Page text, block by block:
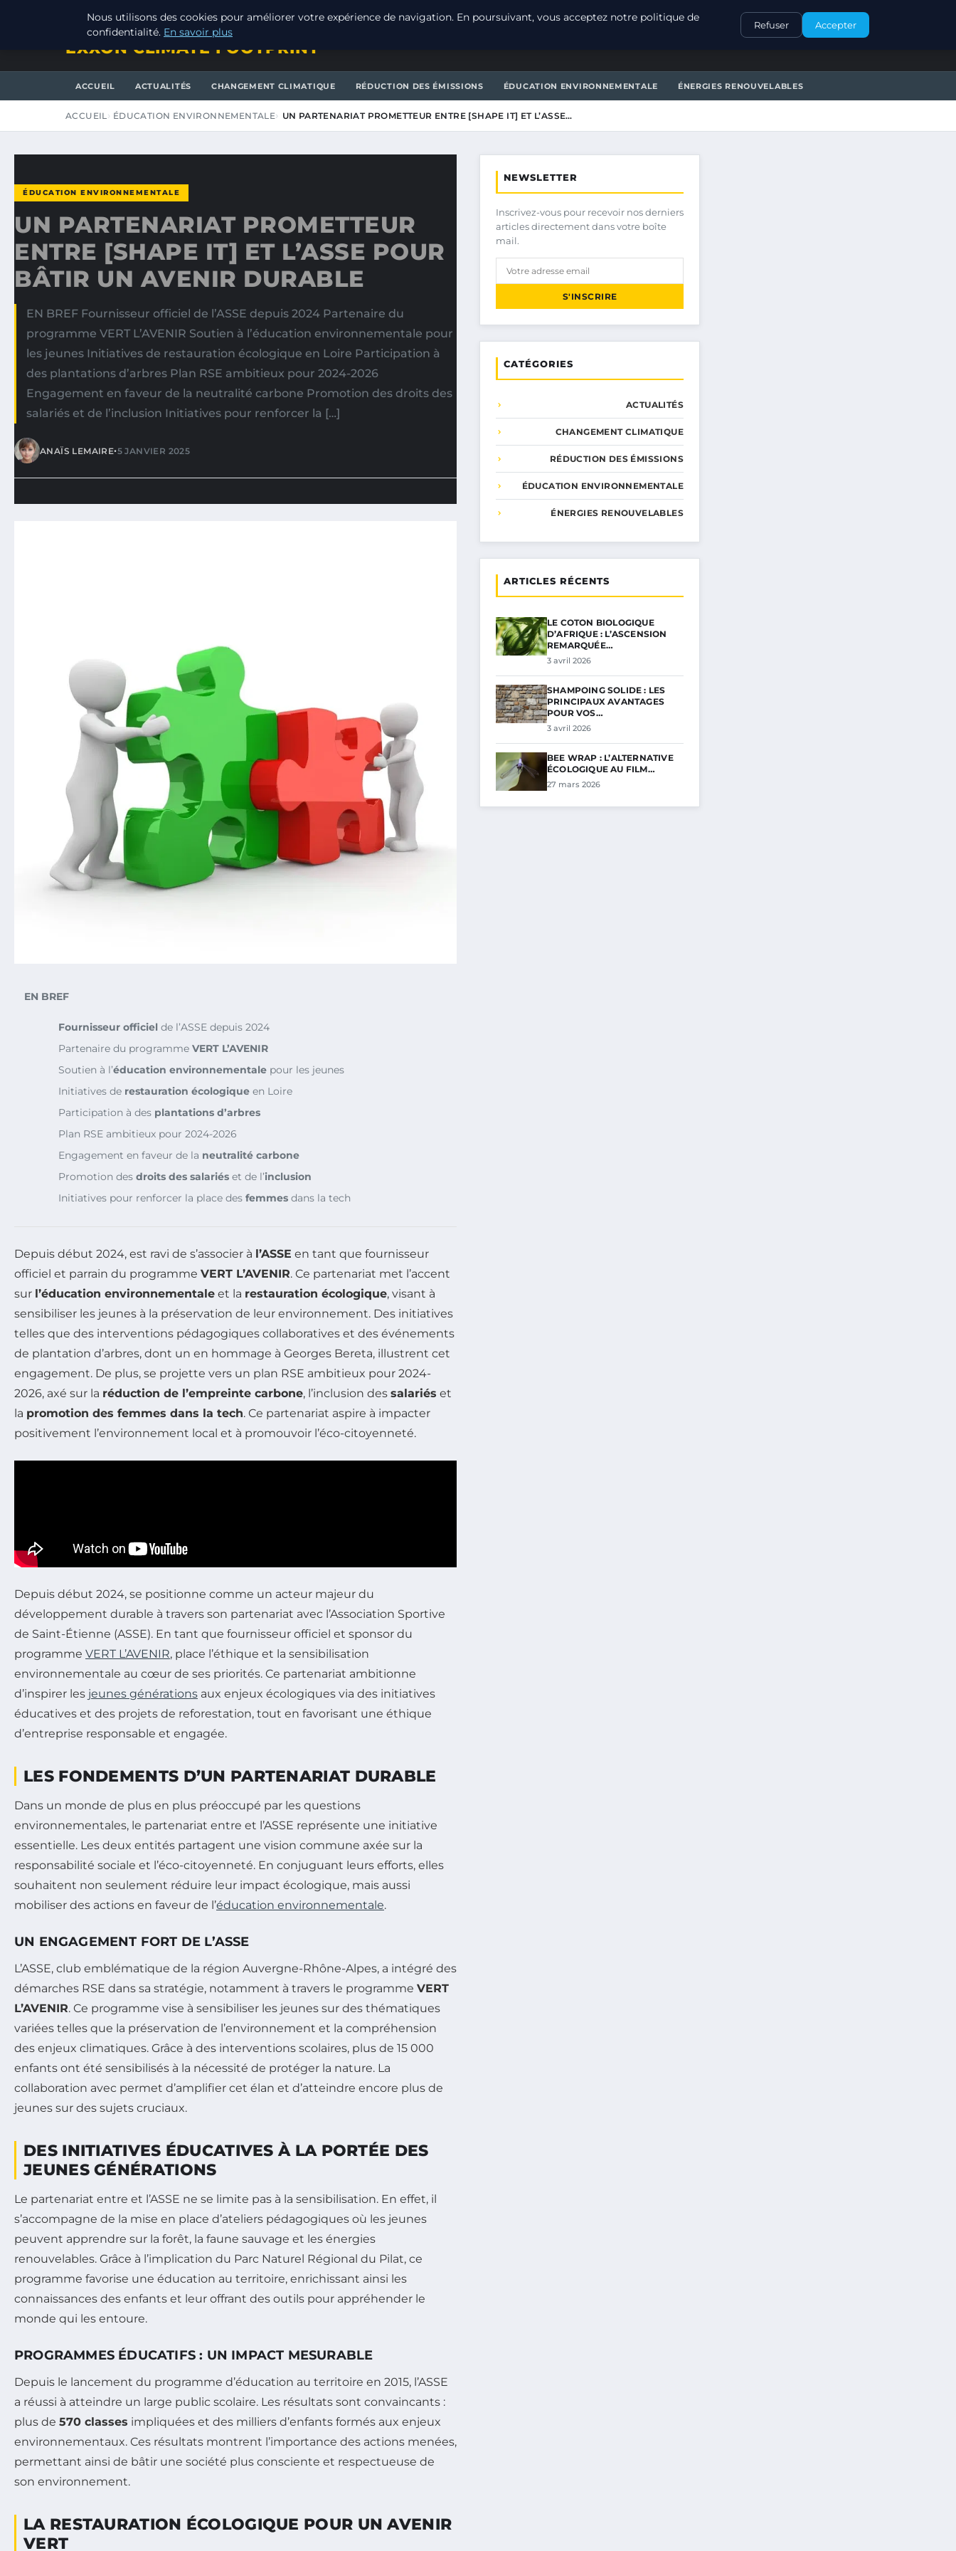
DIMANCHE 9 AOÛT 2026 CONTACT
EXXON CLIMATE FOOTPRINT
ACCUEIL ACTUALITÉS CHANGEMENT CLIMATIQUE RÉDUCTION DES ÉMISSIONS ÉDUCATION ENVIRONNEMENTALE ÉNERGIES RENOUVELABLES
ACCUEIL ÉDUCATION ENVIRONNEMENTALE UN PARTENARIAT PROMETTEUR ENTRE [SHAPE IT] ET L’ASSE…
ÉDUCATION ENVIRONNEMENTALE
UN PARTENARIAT PROMETTEUR
ENTRE [SHAPE IT] ET L’ASSE POUR
BÂTIR UN AVENIR DURABLE
EN BREF Fournisseur officiel de l’ASSE depuis 2024 Partenaire du
programme VERT L’AVENIR Soutien à l’éducation environnementale pour
les jeunes Initiatives de restauration écologique en Loire Participation à
des plantations d’arbres Plan RSE ambitieux pour 2024-2026
Engagement en faveur de la neutralité carbone Promotion des droits des
salariés et de l’inclusion Initiatives pour renforcer la […]
ANAÏS LEMAIRE•5 JANVIER 2025
EN BREF
Fournisseur officiel de l’ASSE depuis 2024
Partenaire du programme VERT L’AVENIR
Soutien à l’éducation environnementale pour les jeunes
Initiatives de restauration écologique en Loire
Participation à des plantations d’arbres
Plan RSE ambitieux pour 2024-2026
Engagement en faveur de la neutralité carbone
Promotion des droits des salariés et de l’inclusion
Initiatives pour renforcer la place des femmes dans la tech
Depuis début 2024, est ravi de s’associer à l’ASSE en tant que fournisseur
officiel et parrain du programme VERT L’AVENIR. Ce partenariat met l’accent
sur l’éducation environnementale et la restauration écologique, visant à
sensibiliser les jeunes à la préservation de leur environnement. Des initiatives
telles que des interventions pédagogiques collaboratives et des événements
de plantation d’arbres, dont un en hommage à Georges Bereta, illustrent cet
engagement. De plus, se projette vers un plan RSE ambitieux pour 2024-
2026, axé sur la réduction de l’empreinte carbone, l’inclusion des salariés et
la promotion des femmes dans la tech. Ce partenariat aspire à impacter
positivement l’environnement local et à promouvoir l’éco-citoyenneté.
Depuis début 2024, se positionne comme un acteur majeur du
développement durable à travers son partenariat avec l’Association Sportive
de Saint-Étienne (ASSE). En tant que fournisseur officiel et sponsor du
programme VERT L’AVENIR, place l’éthique et la sensibilisation
environnementale au cœur de ses priorités. Ce partenariat ambitionne
d’inspirer les jeunes générations aux enjeux écologiques via des initiatives
éducatives et des projets de reforestation, tout en favorisant une éthique
d’entreprise responsable et engagée.
LES FONDEMENTS D’UN PARTENARIAT DURABLE
Dans un monde de plus en plus préoccupé par les questions
environnementales, le partenariat entre et l’ASSE représente une initiative
essentielle. Les deux entités partagent une vision commune axée sur la
responsabilité sociale et l’éco-citoyenneté. En conjuguant leurs efforts, elles
souhaitent non seulement réduire leur impact écologique, mais aussi
mobiliser des actions en faveur de l’éducation environnementale.
UN ENGAGEMENT FORT DE L’ASSE
L’ASSE, club emblématique de la région Auvergne-Rhône-Alpes, a intégré des
démarches RSE dans sa stratégie, notamment à travers le programme VERT
L’AVENIR. Ce programme vise à sensibiliser les jeunes sur des thématiques
variées telles que la préservation de l’environnement et la compréhension
des enjeux climatiques. Grâce à des interventions scolaires, plus de 15 000
enfants ont été sensibilisés à la nécessité de protéger la nature. La
collaboration avec permet d’amplifier cet élan et d’atteindre encore plus de
jeunes sur des sujets cruciaux.
DES INITIATIVES ÉDUCATIVES À LA PORTÉE DES
JEUNES GÉNÉRATIONS
Le partenariat entre et l’ASSE ne se limite pas à la sensibilisation. En effet, il
s’accompagne de la mise en place d’ateliers pédagogiques où les jeunes
peuvent apprendre sur la forêt, la faune sauvage et les énergies
renouvelables. Grâce à l’implication du Parc Naturel Régional du Pilat, ce
programme favorise une éducation au territoire, enrichissant ainsi les
connaissances des enfants et leur offrant des outils pour appréhender le
monde qui les entoure.
PROGRAMMES ÉDUCATIFS : UN IMPACT MESURABLE
Depuis le lancement du programme d’éducation au territoire en 2015, l’ASSE
a réussi à atteindre un large public scolaire. Les résultats sont convaincants :
plus de 570 classes impliquées et des milliers d’enfants formés aux enjeux
environnementaux. Ces résultats montrent l’importance des actions menées,
permettant ainsi de bâtir une société plus consciente et respectueuse de
son environnement.
LA RESTAURATION ÉCOLOGIQUE POUR UN AVENIR
VERT
NEWSLETTER
Inscrivez-vous pour recevoir nos derniers
articles directement dans votre boîte
mail.
S'INSCRIRE
CATÉGORIES
ACTUALITÉS
CHANGEMENT CLIMATIQUE
RÉDUCTION DES ÉMISSIONS
ÉDUCATION ENVIRONNEMENTALE
ÉNERGIES RENOUVELABLES
ARTICLES RÉCENTS
LE COTON BIOLOGIQUE
D’AFRIQUE : L’ASCENSION
REMARQUÉE…
3 avril 2026
SHAMPOING SOLIDE : LES
PRINCIPAUX AVANTAGES
POUR VOS…
3 avril 2026
BEE WRAP : L’ALTERNATIVE
ÉCOLOGIQUE AU FILM…
27 mars 2026
Nous utilisons des cookies pour améliorer votre expérience de navigation. En poursuivant, vous acceptez notre politique de
confidentialité. En savoir plus
Refuser Accepter